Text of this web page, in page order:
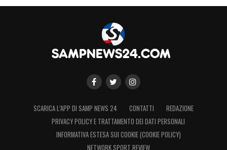
SCARICA L’APP DI SAMP NEWS 24 CONTATTI
REDAZIONE
PRIVACY POLICY E TRATTAMENTO DEI DATI PERSONALI
INFORMATIVA ESTESA SUI COOKIE (COOKIE POLICY)
NETWORK SPORT REVIEW